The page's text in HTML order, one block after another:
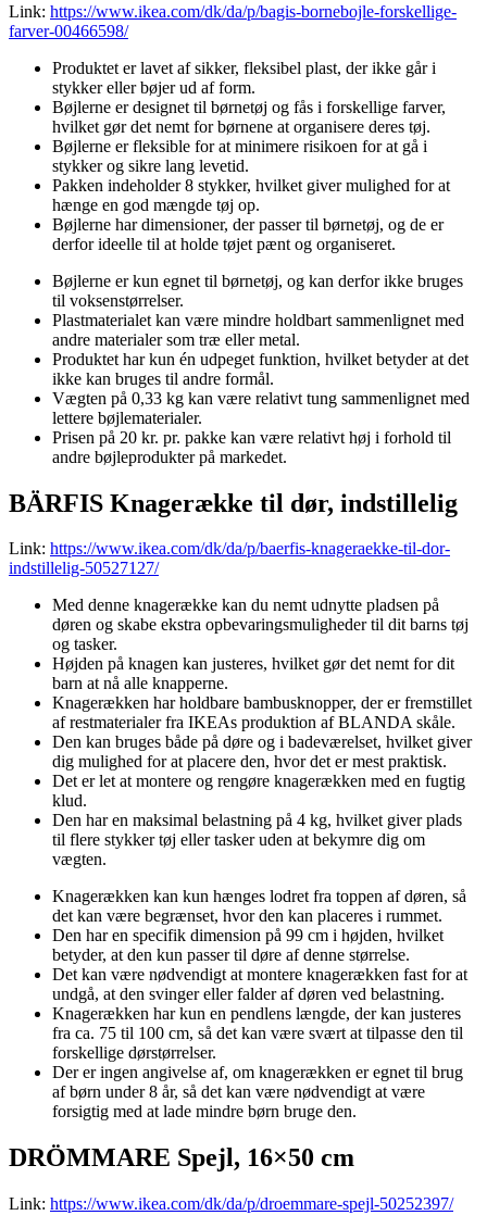
Link: https://www.ikea.com/dk/da/p/bagis-bornebojle-forskellige-
farver-00466598/
Produktet er lavet af sikker, fleksibel plast, der ikke går i
stykker eller bøjer ud af form.
Bøjlerne er designet til børnetøj og fås i forskellige farver,
hvilket gør det nemt for børnene at organisere deres tøj.
Bøjlerne er fleksible for at minimere risikoen for at gå i
stykker og sikre lang levetid.
Pakken indeholder 8 stykker, hvilket giver mulighed for at
hænge en god mængde tøj op.
Bøjlerne har dimensioner, der passer til børnetøj, og de er
derfor ideelle til at holde tøjet pænt og organiseret.
Bøjlerne er kun egnet til børnetøj, og kan derfor ikke bruges
til voksenstørrelser.
Plastmaterialet kan være mindre holdbart sammenlignet med
andre materialer som træ eller metal.
Produktet har kun én udpeget funktion, hvilket betyder at det
ikke kan bruges til andre formål.
Vægten på 0,33 kg kan være relativt tung sammenlignet med
lettere bøjlematerialer.
Prisen på 20 kr. pr. pakke kan være relativt høj i forhold til
andre bøjleprodukter på markedet.
BÄRFIS Knagerække til dør, indstillelig
Link: https://www.ikea.com/dk/da/p/baerfis-knageraekke-til-dor-
indstillelig-50527127/
Med denne knagerække kan du nemt udnytte pladsen på
døren og skabe ekstra opbevaringsmuligheder til dit barns tøj
og tasker.
Højden på knagen kan justeres, hvilket gør det nemt for dit
barn at nå alle knapperne.
Knagerækken har holdbare bambusknopper, der er fremstillet
af restmaterialer fra IKEAs produktion af BLANDA skåle.
Den kan bruges både på døre og i badeværelset, hvilket giver
dig mulighed for at placere den, hvor det er mest praktisk.
Det er let at montere og rengøre knagerækken med en fugtig
klud.
Den har en maksimal belastning på 4 kg, hvilket giver plads
til flere stykker tøj eller tasker uden at bekymre dig om
vægten.
Knagerækken kan kun hænges lodret fra toppen af døren, så
det kan være begrænset, hvor den kan placeres i rummet.
Den har en specifik dimension på 99 cm i højden, hvilket
betyder, at den kun passer til døre af denne størrelse.
Det kan være nødvendigt at montere knagerækken fast for at
undgå, at den svinger eller falder af døren ved belastning.
Knagerækken har kun en pendlens længde, der kan justeres
fra ca. 75 til 100 cm, så det kan være svært at tilpasse den til
forskellige dørstørrelser.
Der er ingen angivelse af, om knagerækken er egnet til brug
af børn under 8 år, så det kan være nødvendigt at være
forsigtig med at lade mindre børn bruge den.
DRÖMMARE Spejl, 16×50 cm
Link: https://www.ikea.com/dk/da/p/droemmare-spejl-50252397/